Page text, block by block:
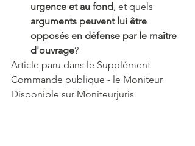
urgence et au fond, et quels
arguments peuvent lui être
opposés en défense par le maître
d'ouvrage?
Article paru dans le Supplément
Commande publique - le Moniteur
Disponible sur Moniteurjuris